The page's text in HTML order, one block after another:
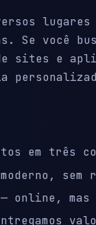
lugares
você
sites e
em três
sem
— online, mas